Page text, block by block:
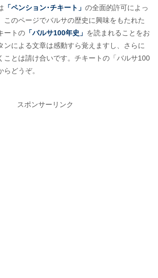
「ペンション･チキート」 の全面的許可によっ
このページでバルサの歴史に興味をもたれた
ートの 「バルサ100年史」 を読まれることをお
ンによる文章は感動すら覚えますし、さらに
ことは請け合いです。チキートの「バルサ100
らどうぞ。
スポンサーリンク